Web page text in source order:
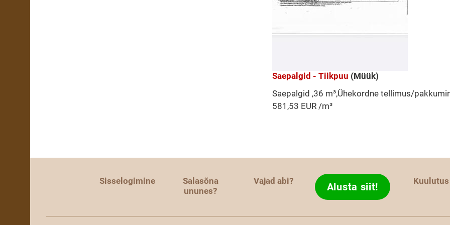
Saepalgid - Tiikpuu (Müük)
Saepalgid ,36 m³,Ühekordne tellimus/
581,53 EUR /m³
Sisselogimine
Salasõna
ununes?
Vajad abi? Alusta siit! Kuulutus